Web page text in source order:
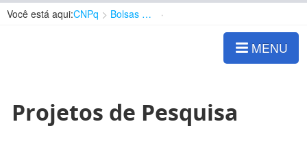
Você está aqui:CNPq Bolsas e Auxílios Vigentes
MENU
Projetos de Pesquisa